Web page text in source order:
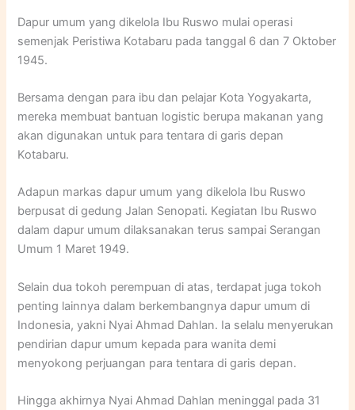
Dapur umum yang dikelola Ibu Ruswo mulai operasi
semenjak Peristiwa Kotabaru pada tanggal 6 dan 7 Oktober
1945.
Bersama dengan para ibu dan pelajar Kota Yogyakarta,
mereka membuat bantuan logistic berupa makanan yang
akan digunakan untuk para tentara di garis depan
Kotabaru.
Adapun markas dapur umum yang dikelola Ibu Ruswo
berpusat di gedung Jalan Senopati. Kegiatan Ibu Ruswo
dalam dapur umum dilaksanakan terus sampai Serangan
Umum 1 Maret 1949.
Selain dua tokoh perempuan di atas, terdapat juga tokoh
penting lainnya dalam berkembangnya dapur umum di
Indonesia, yakni Nyai Ahmad Dahlan. Ia selalu menyerukan
pendirian dapur umum kepada para wanita demi
menyokong perjuangan para tentara di garis depan.
Hingga akhirnya Nyai Ahmad Dahlan meninggal pada 31